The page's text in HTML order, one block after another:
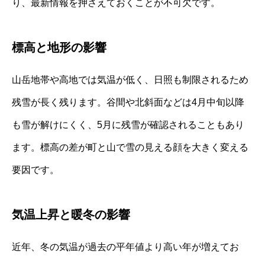
り、最新情報を押さえておくことが不可欠です。
標高と地形の影響
山岳地帯や高地では気温が低く、日照も制限されるため
残雪が長く残ります。谷間や北斜面などは4月中旬以降
も雪が解けにくく、5月に残雪が確認されることもあり
ます。標高の差が町と山で雪の見える顔を大きく変える
要因です。
気温上昇と暖冬の影響
近年、冬の気温が過去の平年値より高い年が増えてお